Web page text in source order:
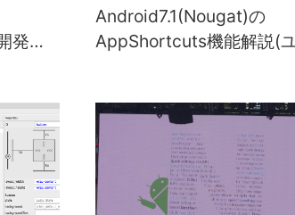
発者
Android7.1(Nougat)の
AppShortcuts機能解説(